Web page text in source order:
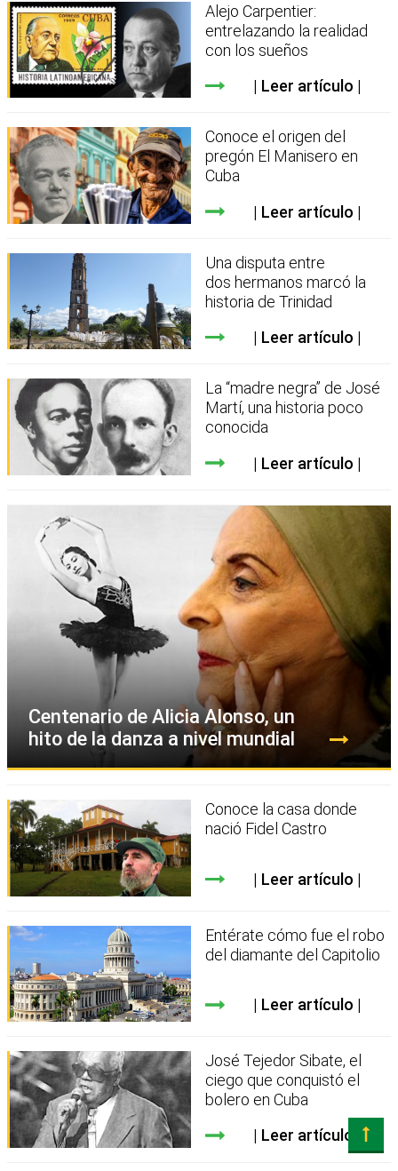
Alejo Carpentier:
entrelazando la realidad
con los sueños
Leer artículo
Conoce el origen del
pregón El Manisero en
Cuba
Leer artículo
Una disputa entre
dos hermanos marcó la
historia de Trinidad
Leer artículo
La “madre negra” de José
Martí, una historia poco
conocida
Leer artículo
Centenario de Alicia Alonso, un
hito de la danza a nivel mundial
Conoce la casa donde
nació Fidel Castro
Leer artículo
Entérate cómo fue el robo
del diamante del Capitolio
Leer artículo
José Tejedor Sibate, el
ciego que conquistó el
bolero en Cuba
Leer artículo